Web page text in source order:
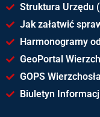
Struktura Urzędu
Jak załatwić
Harmonogramy
GeoPortal
GOPS
Biuletyn